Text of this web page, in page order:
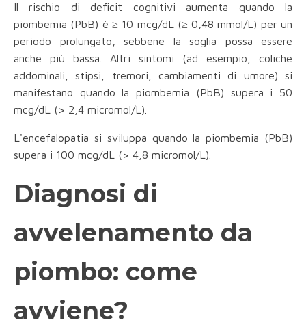
Il rischio di deficit cognitivi aumenta quando la
piombemia (PbB) è ≥ 10 mcg/dL (≥ 0,48 mmol/L) per un
periodo prolungato, sebbene la soglia possa essere
anche più bassa. Altri sintomi (ad esempio, coliche
addominali, stipsi, tremori, cambiamenti di umore) si
manifestano quando la piombemia (PbB) supera i 50
mcg/dL (> 2,4 micromol/L).
L'encefalopatia si sviluppa quando la piombemia (PbB)
supera i 100 mcg/dL (> 4,8 micromol/L).
Diagnosi di
avvelenamento da
piombo: come
avviene?